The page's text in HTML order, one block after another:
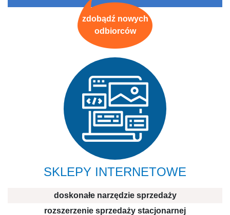
zdobądź nowych
odbiorców
SKLEPY INTERNETOWE
doskonałe narzędzie sprzedaży
rozszerzenie sprzedaży stacjonarnej